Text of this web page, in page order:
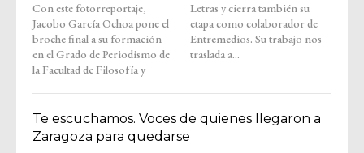
Con este fotorreportaje,
Jacobo García Ochoa pone el
broche final a su formación
en el Grado de Periodismo de
la Facultad de Filosofía y
Letras y cierra también su
etapa como colaborador de
Entremedios. Su trabajo nos
traslada a...
Te escuchamos. Voces de quienes llegaron a
Zaragoza para quedarse